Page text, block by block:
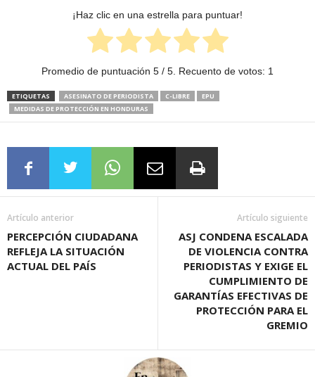
¡Haz clic en una estrella para puntuar!
Promedio de puntuación 5 / 5. Recuento de votos: 1
ETIQUETAS ASESINATO DE PERIODISTA C-LIBRE
EPU
MEDIDAS DE PROTECCIÓN EN HONDURAS
Artículo anterior
PERCEPCIÓN CIUDADANA
REFLEJA LA SITUACIÓN
ACTUAL DEL PAÍS
Artículo siguiente
ASJ CONDENA ESCALADA
DE VIOLENCIA CONTRA
PERIODISTAS Y EXIGE EL
CUMPLIMIENTO DE
GARANTÍAS EFECTIVAS DE
PROTECCIÓN PARA EL
GREMIO